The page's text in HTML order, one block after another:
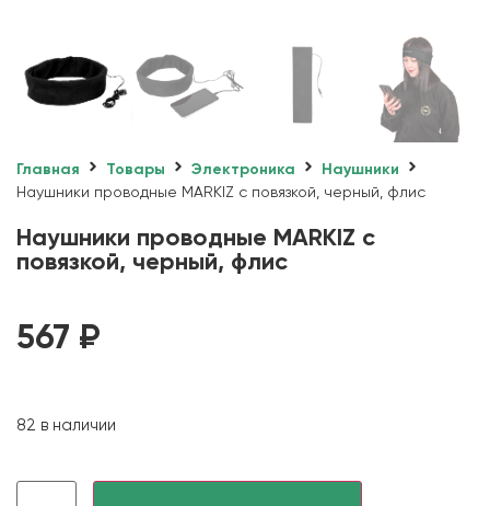
Главная Товары Электроника
Наушники
Наушники проводные MARKIZ с повязкой, черный, флис
Наушники проводные MARKIZ с
повязкой, черный, флис
567 ₽
82 в наличии